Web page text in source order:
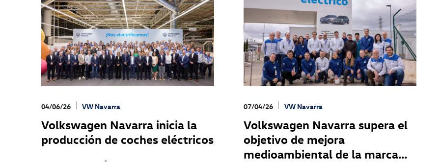
04/06/26 VW Navarra
Volkswagen Navarra inicia la
producción de coches eléctricos
07/04/26 VW Navarra
Volkswagen Navarra supera el
objetivo de mejora
medioambiental de la marca